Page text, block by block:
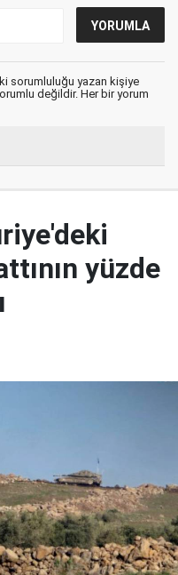
sorumluluğu yazan kişiye
değildir. Her bir yorum
yüzde